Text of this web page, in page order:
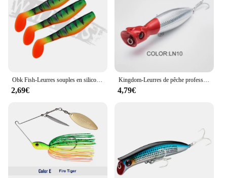
2,69€
Kingdom-Leurres de pêche professionnels TopWater Popper, appâts artificiels durs, Wobblers flottants, matériel de pêche, 8cm, 10cm, 13cm
4,79€